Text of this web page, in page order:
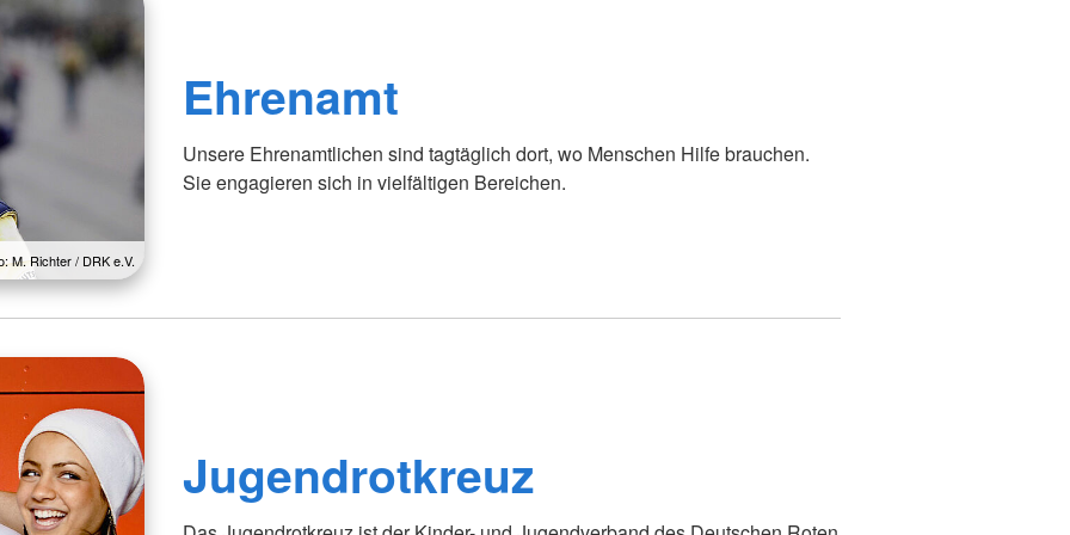
M. Richter / DRK e.V.
Ehrenamt
Unsere Ehrenamtlichen sind tagtäglich dort, wo Menschen Hilfe brauchen.
Sie engagieren sich in vielfältigen Bereichen.
Jugendrotkreuz